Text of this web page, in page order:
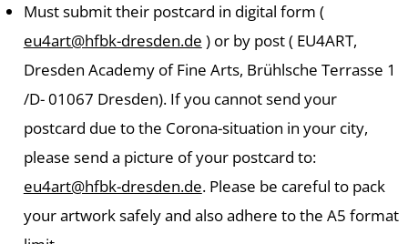
Must submit their postcard in digital form (
eu4art@hfbk-dresden.de ) or by post ( EU4ART,
Dresden Academy of Fine Arts, Brühlsche Terrasse 1
/D- 01067 Dresden). If you cannot send your
postcard due to the Corona-situation in your city,
please send a picture of your postcard to:
eu4art@hfbk-dresden.de. Please be careful to pack
your artwork safely and also adhere to the A5 format